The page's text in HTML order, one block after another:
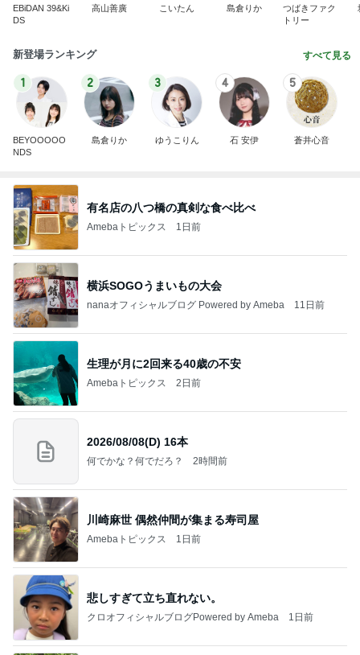
EBiDAN 39&Ki
DS
高山善廣 こいたん 島倉りか
つばきファク
トリー
新登場ランキング すべて見る
1
BEYOOOOO
NDS
2
島倉りか
3
ゆうこりん
4
石 安伊
5
蒼井心音
有名店の八つ橋の真剣な食べ比べ
Amebaトピックス 1日前
横浜SOGOうまいもの大会
nanaオフィシャルブログ Powered by Ameba 11日前
生理が月に2回来る40歳の不安
Amebaトピックス 2日前
2026/08/08(D) 16本
何でかな？何でだろ？ 2時間前
川崎麻世 偶然仲間が集まる寿司屋
Amebaトピックス 1日前
悲しすぎて立ち直れない。
クロオフィシャルブログPowered by Ameba 1日前